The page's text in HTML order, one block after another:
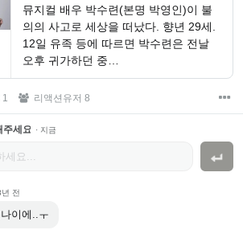
뮤지컬 배우 박수련(본명 박영인)이 불
의의 사고로 세상을 떠났다. 향년 29세.
12일 유족 등에 따르면 박수련은 전날
오후 귀가하던 중…
리액션유저 8
세요. · 지금
년 전
이에..ㅜ